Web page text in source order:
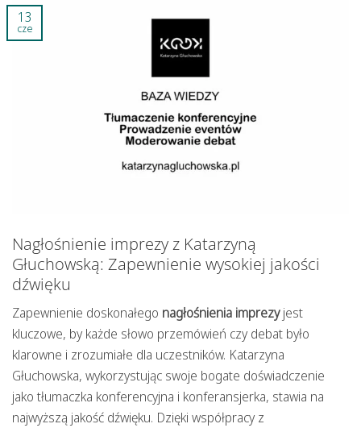
13
cze
Nagłośnienie imprezy z Katarzyną
Głuchowską: Zapewnienie wysokiej jakości
dźwięku
Zapewnienie doskonałego nagłośnienia imprezyjest
kluczowe, by każde słowo przemówień czy debat było
klarowne i zrozumiałe dla uczestników. Katarzyna
Głuchowska, wykorzystując swoje bogate doświadczenie
jako tłumaczka konferencyjna i konferansjerka, stawia na
najwyższą jakość dźwięku. Dzięki współpracy z